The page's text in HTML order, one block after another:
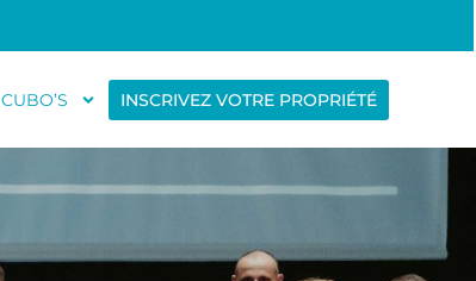
CUBO’S INSCRIVEZ VOTRE PROPRIÉTÉ